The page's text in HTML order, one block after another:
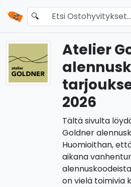
🔍
Atelier
2026
Tältä sivulta
Goldner
Huomioithan,
aikana
on vielä toimivia